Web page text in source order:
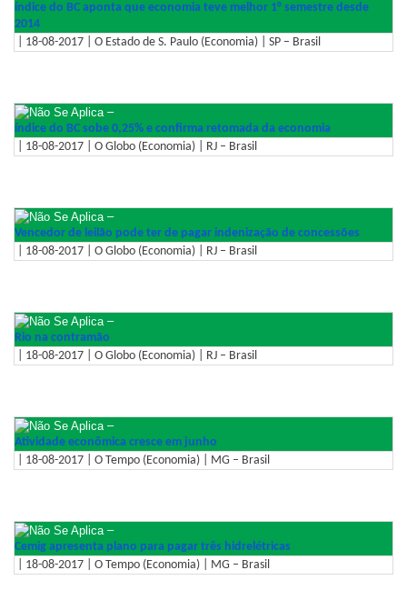
índice do BC aponta que economia teve melhor 1° semestre desde
2014
| 18-08-2017 | O Estado de S. Paulo (Economia) | SP – Brasil
–
índice do BC sobe 0,25% e confirma retomada da economia
| 18-08-2017 | O Globo (Economia) | RJ – Brasil
–
Vencedor de leilão pode ter de pagar indenização de concessões
| 18-08-2017 | O Globo (Economia) | RJ – Brasil
–
Rio na contramão
| 18-08-2017 | O Globo (Economia) | RJ – Brasil
–
Atividade econômica cresce em junho
| 18-08-2017 | O Tempo (Economia) | MG – Brasil
–
Cemig apresenta plano para pagar três hidrelétricas
| 18-08-2017 | O Tempo (Economia) | MG – Brasil